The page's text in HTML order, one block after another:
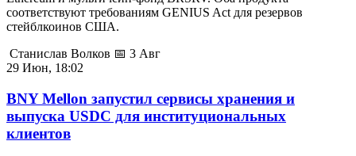
соответствуют требованиям GENIUS Act для резервов
стейблкоинов США.
Станислав Волков 📅 3 Авг
29 Июн, 18:02
BNY Mellon запустил сервисы хранения и
выпуска USDC для институциональных
клиентов